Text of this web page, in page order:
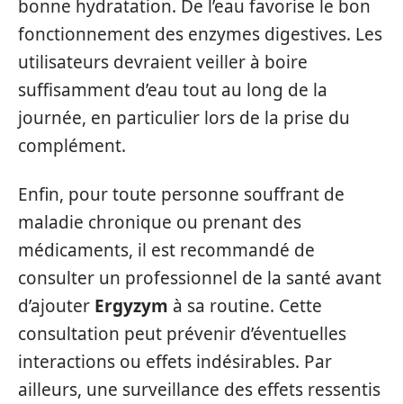
bonne hydratation. De l’eau favorise le bon
fonctionnement des enzymes digestives. Les
utilisateurs devraient veiller à boire
suffisamment d’eau tout au long de la
journée, en particulier lors de la prise du
complément.
Enfin, pour toute personne souffrant de
maladie chronique ou prenant des
médicaments, il est recommandé de
consulter un professionnel de la santé avant
d’ajouter Ergyzym à sa routine. Cette
consultation peut prévenir d’éventuelles
interactions ou effets indésirables. Par
ailleurs, une surveillance des effets ressentis